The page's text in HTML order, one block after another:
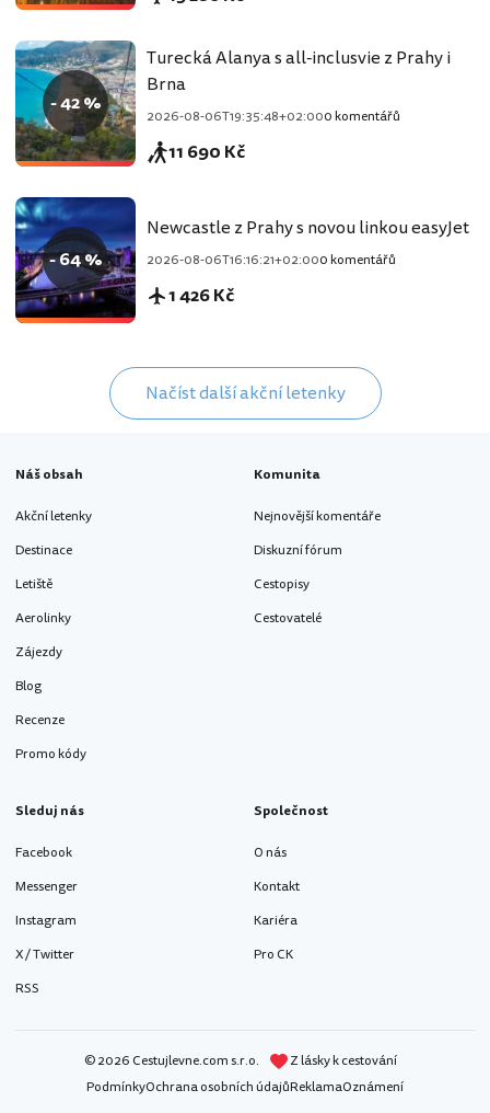
- 42 %
Turecká Alanya s all-inclusvie z Prahy i
Brna
2026-08-06T19:35:48+02:000 komentářů
11 690 Kč
- 64 %
Newcastle z Prahy s novou linkou easyJet
2026-08-06T16:16:21+02:000 komentářů
1 426 Kč
Načíst další akční letenky
Náš obsah
Akční letenky
Destinace
Letiště
Aerolinky
Zájezdy
Blog
Recenze
Promo kódy
Komunita
Nejnovější komentáře
Diskuzní fórum
Cestopisy
Cestovatelé
Sleduj nás
Facebook
Messenger
Instagram
X / Twitter
RSS
Společnost
O nás
Kontakt
Kariéra
Pro CK
© 2026 Cestujlevne.com s.r.o.
Z lásky k cestování
PodmínkyOchrana osobních údajůReklamaOznámení